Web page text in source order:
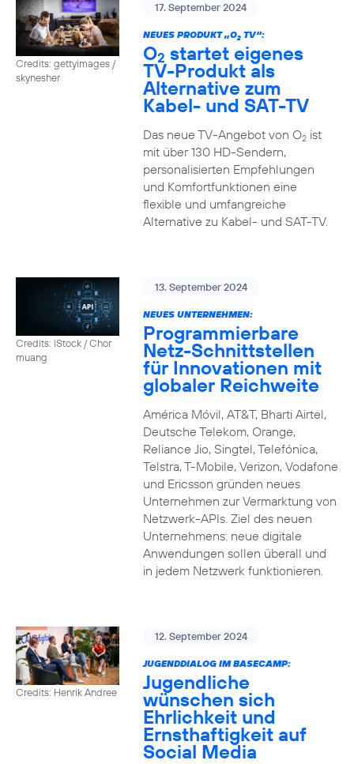
Credits: gettyimages /
skynesher
17. September 2024
NEUES PRODUKT „O2TV“:
O2 startet eigenes
TV-Produkt als
Alternative zum
Kabel- und SAT-TV
Das neue TV-Angebot von O2ist
mit über 130 HD-Sendern,
personalisierten Empfehlungen
und Komfortfunktionen eine
flexible und umfangreiche
Alternative zu Kabel- und SAT-TV.
Credits: iStock / Chor
muang
13. September 2024
NEUES UNTERNEHMEN:
Programmierbare
Netz-Schnittstellen
für Innovationen mit
globaler Reichweite
América Móvil, AT&T, Bharti Airtel,
Deutsche Telekom, Orange,
Reliance Jio, Singtel, Telefónica,
Telstra, T-Mobile, Verizon, Vodafone
und Ericsson gründen neues
Unternehmen zur Vermarktung von
Netzwerk-APIs. Ziel des neuen
Unternehmens: neue digitale
Anwendungen sollen überall und
in jedem Netzwerk funktionieren.
Credits: Henrik Andree
12. September 2024
JUGENDDIALOG IM BASECAMP:
Jugendliche
wünschen sich
Ehrlichkeit und
Ernsthaftigkeit auf
Social Media